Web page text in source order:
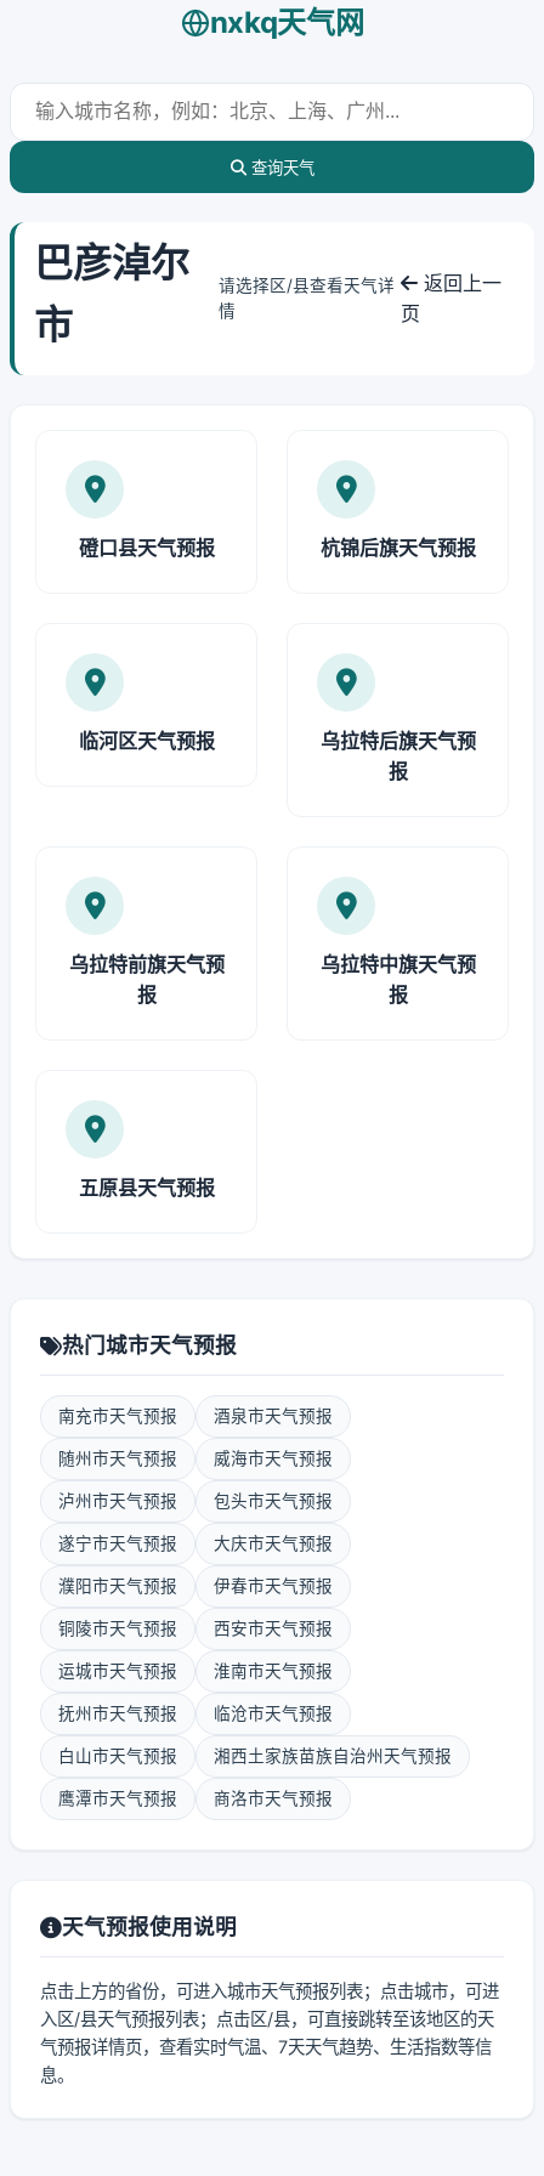
nxkq天气网
查询天气
巴彦淖尔
市
请选择区/县查看天气详
情
返回上一
页
磴口县天气预报 杭锦后旗天气预报
临河区天气预报
乌拉特后旗天气预
报
乌拉特前旗天气预
报
乌拉特中旗天气预
报
五原县天气预报
热门城市天气预报
南充市天气预报 酒泉市天气预报
随州市天气预报 威海市天气预报
泸州市天气预报 包头市天气预报
遂宁市天气预报 大庆市天气预报
濮阳市天气预报 伊春市天气预报
铜陵市天气预报 西安市天气预报
运城市天气预报 淮南市天气预报
抚州市天气预报 临沧市天气预报
白山市天气预报 湘西土家族苗族自治州天气预报
鹰潭市天气预报 商洛市天气预报
天气预报使用说明
点击上方的省份，可进入城市天气预报列表；点击城市，可进
入区/县天气预报列表；点击区/县，可直接跳转至该地区的天
气预报详情页，查看实时气温、7天天气趋势、生活指数等信
息。